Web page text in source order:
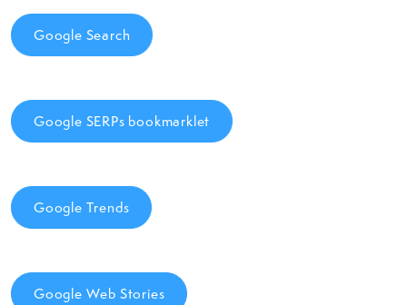
Google Search
Google SERPs bookmarklet
Google Trends
Google Web Stories